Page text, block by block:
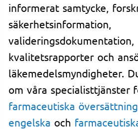
informerat samtycke,
säkerhetsinformation,
valideringsdokumentation,
kvalitetsrapporter och
läkemedelsmyndigheter.
om våra specialisttjänster
farmaceutiska
engelska och